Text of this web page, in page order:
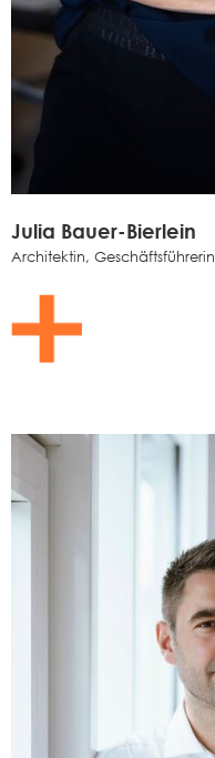
Julia Bauer-Bierlein
Architektin, Geschäftsführerin